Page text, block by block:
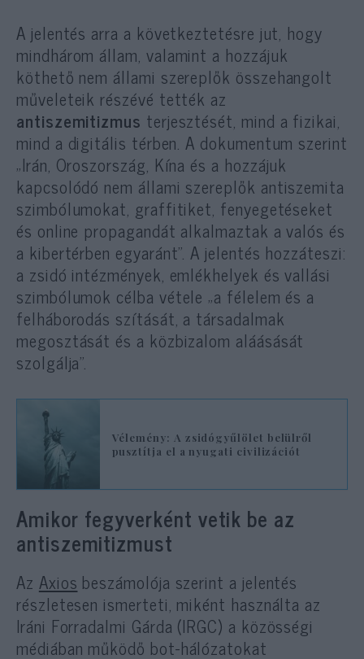
A jelentés arra a következtetésre jut, hogy
mindhárom állam, valamint a hozzájuk
köthető nem állami szereplők összehangolt
műveleteik részévé tették az
antiszemitizmus terjesztését, mind a fizikai,
mind a digitális térben. A dokumentum szerint
„Irán, Oroszország, Kína és a hozzájuk
kapcsolódó nem állami szereplők antiszemita
szimbólumokat, graffitiket, fenyegetéseket
és online propagandát alkalmaztak a valós és
a kibertérben egyaránt”. A jelentés hozzáteszi:
a zsidó intézmények, emlékhelyek és vallási
szimbólumok célba vétele „a félelem és a
felháborodás szítását, a társadalmak
megosztását és a közbizalom aláásását
szolgálja”.
Vélemény: A zsidógyűlölet belülről
pusztítja el a nyugati civilizációt
Amikor fegyverként vetik be az
antiszemitizmust
Az Axios beszámolója szerint a jelentés
részletesen ismerteti, miként használta az
Iráni Forradalmi Gárda (IRGC) a közösségi
médiában működő bot-hálózatokat